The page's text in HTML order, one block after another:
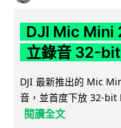
DJI Mic Mini
立錄音 32-
DJI 最新推出的 Mic
音，並首度下放 32-bit
閱讀全文